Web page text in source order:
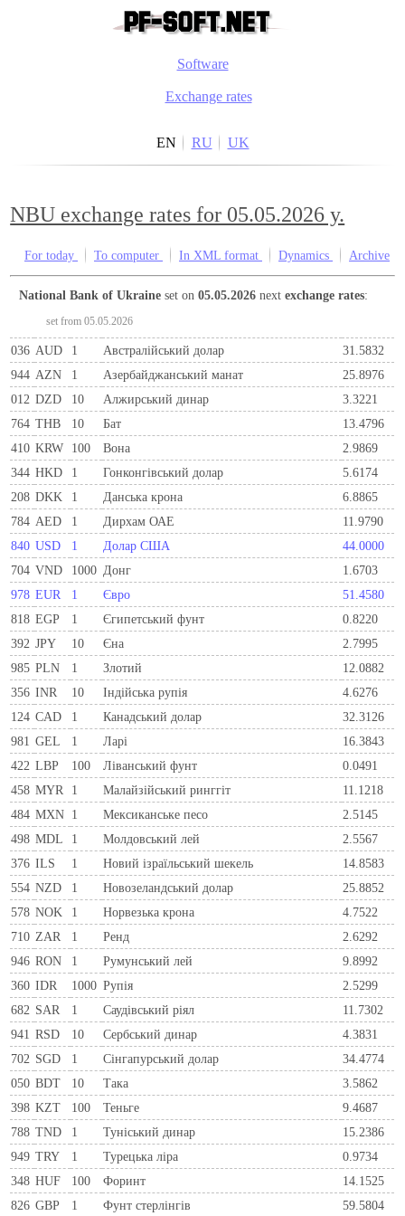
Software
Exchange rates
EN RU UK
NBU exchange rates for 05.05.2026 y.
For today To computer In XML format Dynamics Archive
National Bank of Ukraine set on05.05.2026 nextexchange rates:
set from 05.05.2026
036 AUD 1 Австралійський долар
31.5832
944 AZN 1 Азербайджанський манат
25.8976
012 DZD 10 Алжирський динар
3.3221
764 THB 10 Бат
13.4796
410 KRW 100 Вона
2.9869
344 HKD 1 Гонконгівський долар
5.6174
208 DKK 1 Данська крона
6.8865
784 AED 1 Дирхам ОАЕ
11.9790
840 USD 1 Долар США
44.0000
704 VND 1000 Донг
1.6703
978 EUR 1 Євро
51.4580
818 EGP 1 Єгипетський фунт
0.8220
392 JPY 10 Єна
2.7995
985 PLN 1 Злотий
12.0882
356 INR 10 Індійська рупія
4.6276
124 CAD 1 Канадський долар
32.3126
981 GEL 1 Ларi
16.3843
422 LBP 100 Ліванський фунт
0.0491
458 MYR 1 Малайзійський ринггіт
11.1218
484 MXN 1 Мексиканське песо
2.5145
498 MDL 1 Молдовський лей
2.5567
376 ILS 1 Новий ізраїльський шекель
14.8583
554 NZD 1 Новозеландський долар
25.8852
578 NOK 1 Норвезька крона
4.7522
710 ZAR 1 Ренд
2.6292
946 RON 1 Румунський лей
9.8992
360 IDR 1000 Рупія
2.5299
682 SAR 1 Саудівський ріял
11.7302
941 RSD 10 Сербський динар
4.3831
702 SGD 1 Сінгапурський долар
34.4774
050 BDT 10 Така
3.5862
398 KZT 100 Теньге
9.4687
788 TND 1 Туніський динар
15.2386
949 TRY 1 Турецька ліра
0.9734
348 HUF 100 Форинт
14.1525
826 GBP 1 Фунт стерлінгів 59.5804